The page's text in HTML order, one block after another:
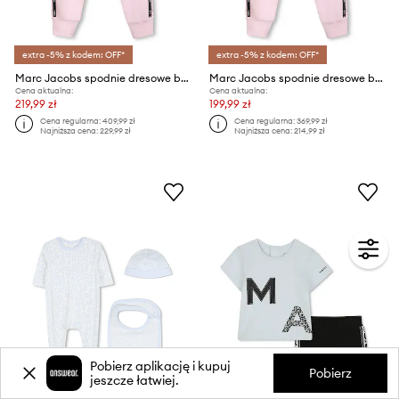
extra -5% z kodem: OFF*
Marc Jacobs spodnie dresowe bawełniane dziecięce
Cena aktualna:
219,99 zł
Cena regularna:409,99 zł
Najniższa cena:229,99 zł
extra -5% z kodem: OFF*
Marc Jacobs spodnie dresowe bawełniane dziecięce
Cena aktualna:
199,99 zł
Cena regularna:369,99 zł
Najniższa cena:214,99 zł
Pobierz aplikację i kupuj
jeszcze łatwiej.
Pobierz